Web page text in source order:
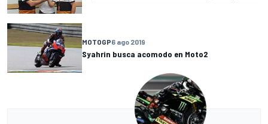
MOTOGP6 ago 2019
Syahrin busca acomodo en Moto2